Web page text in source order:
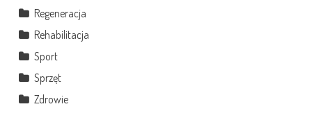
Regeneracja
Rehabilitacja
Sport
Sprzęt
Zdrowie